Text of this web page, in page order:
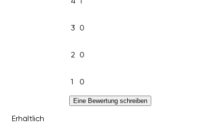
3 0
2 0
1 0
Eine Bewertung schreiben
Erhältlich